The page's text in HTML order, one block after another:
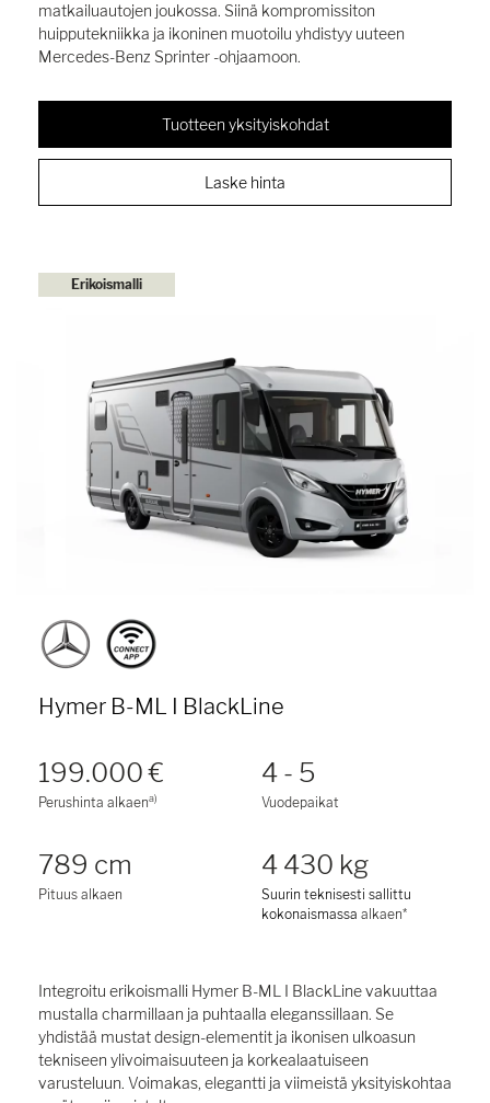
matkailuautojen joukossa. Siinä kompromissiton
huipputekniikka ja ikoninen muotoilu yhdistyy uuteen
Mercedes-Benz Sprinter -ohjaamoon.
Tuotteen yksityiskohdat
Laske hinta
Erikoismalli
Hymer B-ML I BlackLine
199.000 €
Perushinta alkaena)
4 - 5
Vuodepaikat
789 cm
Pituus alkaen
4 430 kg
Suurin teknisesti sallittu
kokonaismassa alkaen*
Integroitu erikoismalli Hymer B-ML I BlackLine vakuuttaa
mustalla charmillaan ja puhtaalla eleganssillaan. Se
yhdistää mustat design-elementit ja ikonisen ulkoasun
tekniseen ylivoimaisuuteen ja korkealaatuiseen
varusteluun. Voimakas, elegantti ja viimeistä yksityiskohtaa